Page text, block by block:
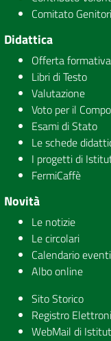
Comitato Genitori
Didattica
Offerta formativa
Libri di Testo
Valutazione
Voto per il
Esami di Stato
Le schede
I progetti di
FermiCaffè
Novità
Le notizie
Le circolari
Calendario eventi
Albo online
Sito Storico
Registro
WebMail di